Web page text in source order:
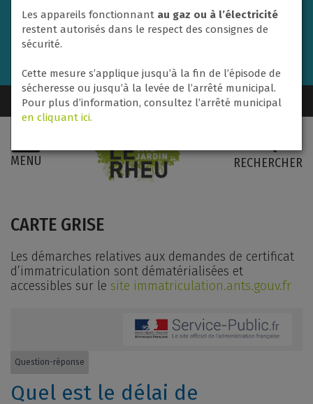
financiers sont privilégiés par les autorités afin de
mettre en place les opérations d’urgence.
Nous ne manquerons pas également de relayer et
soutenir toute initiative nationale à destination des
habitants si un appel à la solidarité est lancé.
Nous contacter 02 99 60 71 31
MENU RECHERCHER
CARTE GRISE
Les démarches relatives aux demandes de certificat
d’immatriculation sont dématérialisées et
accessibles sur le site immatriculation.ants.gouv.fr
Question-réponse
Quel est le délai de
Les appareils fonctionnant au gaz ou à l’électricité
restent autorisés dans le respect des consignes de
sécurité.
Cette mesure s’applique jusqu’à la fin de l’épisode de
sécheresse ou jusqu’à la levée de l’arrêté municipal.
Pour plus d’information, consultez l’arrêté municipal
en cliquant ici.